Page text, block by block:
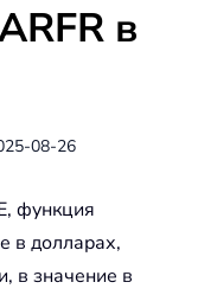
в
08-26
функция
в долларах,
в значение в